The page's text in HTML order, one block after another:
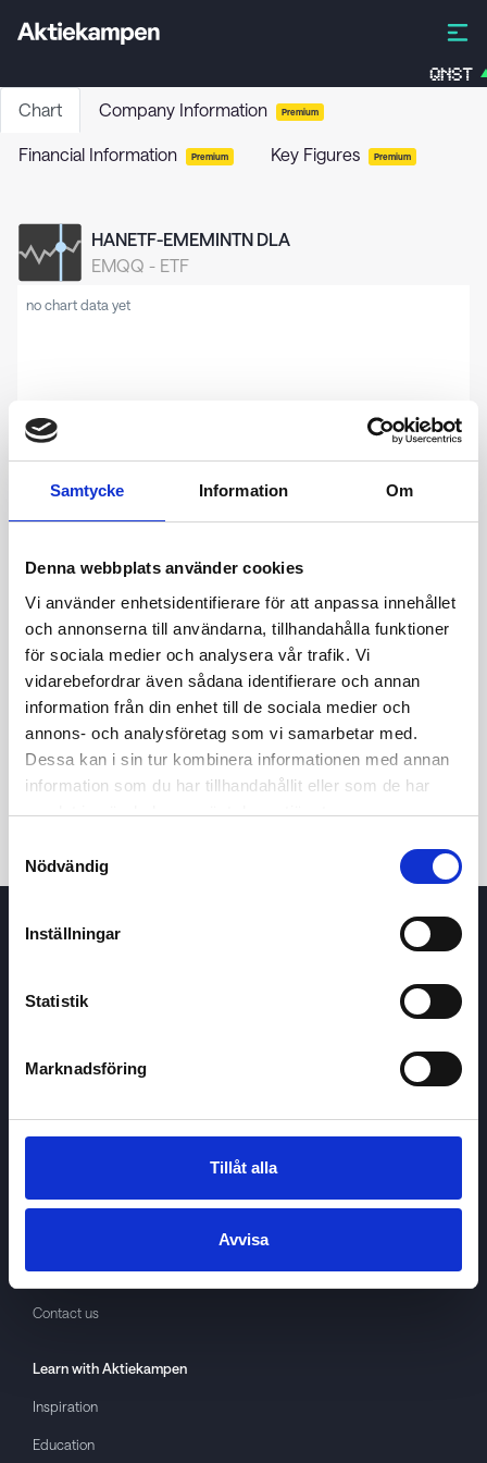
Samtycke Information Om
Denna webbplats använder cookies
Vi använder enhetsidentifierare för att anpassa innehållet
och annonserna till användarna, tillhandahålla funktioner
för sociala medier och analysera vår trafik. Vi
vidarebefordrar även sådana identifierare och annan
information från din enhet till de sociala medier och
annons- och analysföretag som vi samarbetar med.
Dessa kan i sin tur kombinera informationen med annan
information som du har tillhandahållit eller som de har
samlat in när du har använt deras tjänster.
Nödvändig
Inställningar
Statistik
Marknadsföring
Tillåt alla
Avvisa
QNST
Chart Company Information Premium
Financial Information Premium Key Figures Premium
HANETF-EMEMINTN DLA
EMQQ - ETF
no chart data yet
24h 7d 1m 3m 1y 5y
Trade
AboutAktiekampen
About cookies
GDPR
Contact us
Learn with Aktiekampen
Inspiration
Education